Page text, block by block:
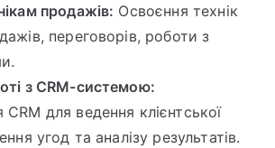
продажів: Освоєння технік
переговорів, роботи з
з CRM-системою:
для ведення клієнтської
угод та аналізу результатів.